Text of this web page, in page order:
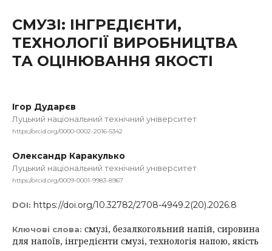
СМУЗІ: ІНГРЕДІЄНТИ,
ТЕХНОЛОГІЇ ВИРОБНИЦТВА
ТА ОЦІНЮВАННЯ ЯКОСТІ
Ігор Дударєв
Луцький національний технічний університет
https://orcid.org/0000-0002-2016-5342
Олександр Каракулько
Луцький національний технічний університет
https://orcid.org/0009-0001-9983-8967
DOI: https://doi.org/10.32782/2708-4949.2(20).2026.8
Ключові слова: смузі, безалкогольний напій, сировина
для напоїв, інгредієнти смузі, технологія напою, якість